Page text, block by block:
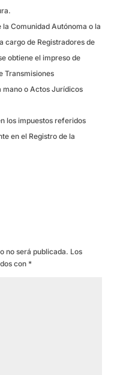
Comunidad Autónoma o la
cargo de Registradores de
obtiene el impreso de
Transmisiones
mano o Actos Jurídicos
los impuestos referidos
en el Registro de la
no será publicada. Los
con *